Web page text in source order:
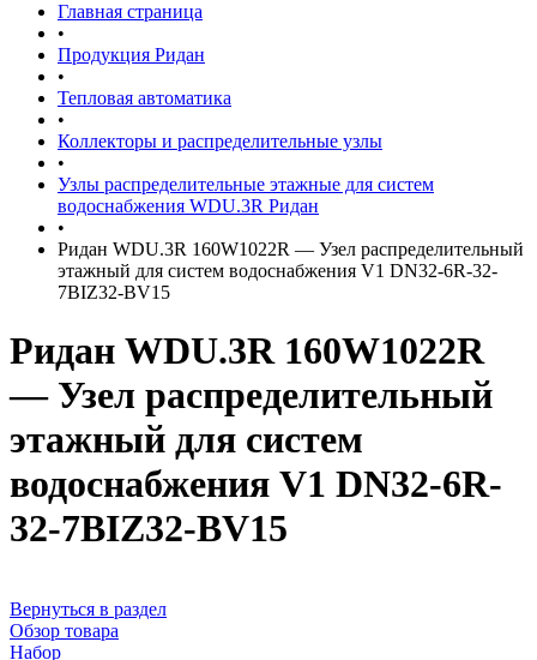
Главная страница
•
Продукция Ридан
•
Тепловая автоматика
•
Коллекторы и распределительные узлы
•
Узлы распределительные этажные для систем
водоснабжения WDU.3R Ридан
•
Ридан WDU.3R 160W1022R — Узел распределительный
этажный для систем водоснабжения V1 DN32-6R-32-
7BIZ32-BV15
Ридан WDU.3R 160W1022R
— Узел распределительный
этажный для систем
водоснабжения V1 DN32-6R-
32-7BIZ32-BV15
Вернуться в раздел
Обзор товара
Набор